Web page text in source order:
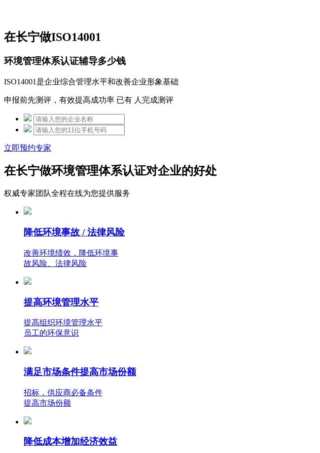
在长宁做ISO14001
环境管理体系认证辅导多少钱
ISO14001是企业综合管理水平和改善企业形象基础
申报前先测评，有效提高成功率 已有 人完成测评
立即预约专家
在长宁做环境管理体系认证对企业的好处
权威专家团队全程在线为您提供服务
降低环境事故 / 法律风险
改善环境绩效，降低环境事
故风险、法律风险
提高环境管理水平
提高组织环境管理水平
员工的环保意识
满足市场条件提高市场份额
招标，供应商必备条件
提高市场份额
降低成本增加经济效益